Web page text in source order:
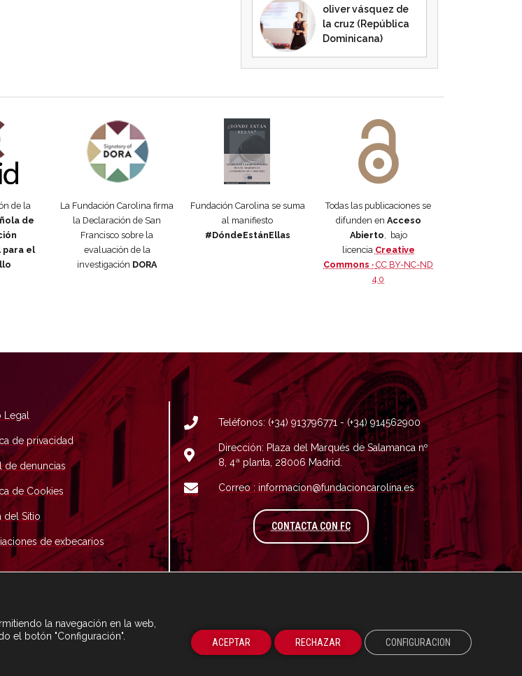
oliver vásquez de
la cruz (República
Dominicana)
de la
de
para el
La Fundación Carolina firma
la Declaración de San
Francisco sobre la
evaluación de la
investigación DORA
Fundación Carolina se suma
al manifiesto
#DóndeEstánEllas
Todas las publicaciones se
difunden en Acceso
Abierto , bajo
licencia Creative
Commons ·CC BY-NC-ND
4.0
Legal
de privacidad
de denuncias
de Cookies
del Sitio
de exbecarios
Teléfonos: (+34) 913796771 - (+34) 914562900
Dirección: Plaza del Marqués de Salamanca nº
8, 4ª planta, 28006 Madrid.
Correo : informacion@fundacioncarolina.es
CONTACTA CON FCA TRAVÉS DEL FORMULARIO DE
la navegación en la web,
el botón "Configuración".
ACEPTAR RECHAZAR CONFIGURACION